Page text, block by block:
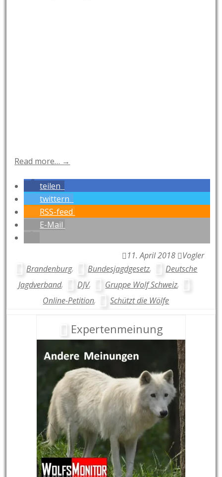
Read more… →
teilen
twittern
RSS-feed
E-Mail
11. April 2018
Vogler
Brandenburg, Bundesjagdgesetz,
Deutsche
Jagdverband, DJV, Gruppe Wolf Schweiz,
Online-Petition, Schützt die Wölfe
Expertenmeinung